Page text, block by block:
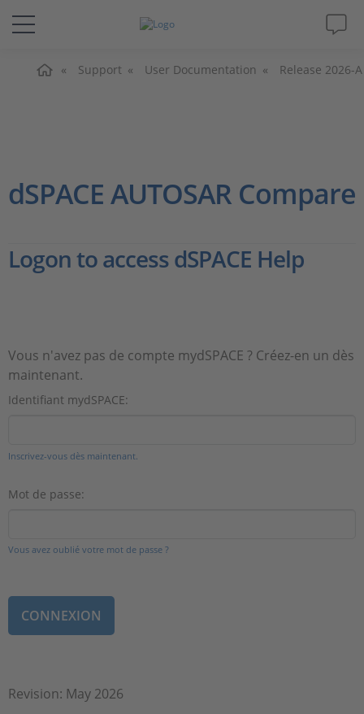
Solutions & Produits
Carrières
Support User Documentation Release 2026-A
dSPACE AUTOSAR Compare
Logon to access dSPACE Help
Vous n'avez pas de compte mydSPACE ? Créez-en un dès
maintenant.
Identifiant mydSPACE:
Inscrivez-vous dès maintenant.
Mot de passe:
Vous avez oublié votre mot de passe ?
Revision: May 2026